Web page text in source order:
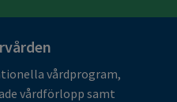
vårdprogram,
vårdförlopp samt